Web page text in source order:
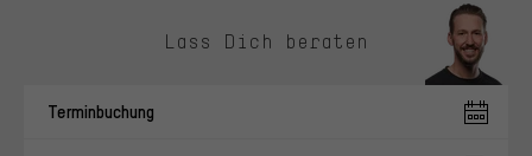
Lass Dich beraten
Terminbuchung
Du bekommst, statt zufälliger Werbung, genauer passende
Angebote von uns. Diese Cookies helfen uns, Deine Interessen